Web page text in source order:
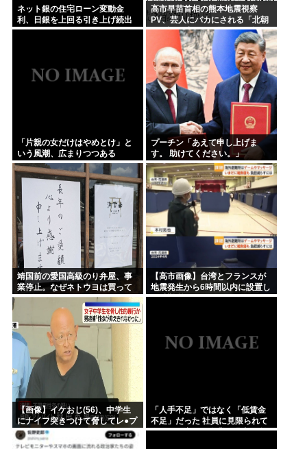
ネット銀の住宅ローン変動金
利、日銀を上回る引き上げ続出
www
高市早苗首相の熊本地震視察
PV、芸人にバカにされる「北朝
鮮の記録映画かと思った。金正
恩ですら盛りすぎって言うぞ」
「片親の女だけはやめとけ」と
いう風潮、広まりつつある
プーチン「あえて申し上げま
す。 助けてください。」
靖国前の愛国高級のり弁屋、事
業停止。なぜネトウヨは買って
あげなかったの？
【高市画像】台湾とフランスが
地震発生から6時間以内に設置し
た避難所がこれwww
【画像】イケおじ(56)、中学生
にナイフ突きつけて脅してレ●プ
www
「人手不足」ではなく「低賃金
不足」だった 社員に見限られて
次々と倒産する企業が過去最多